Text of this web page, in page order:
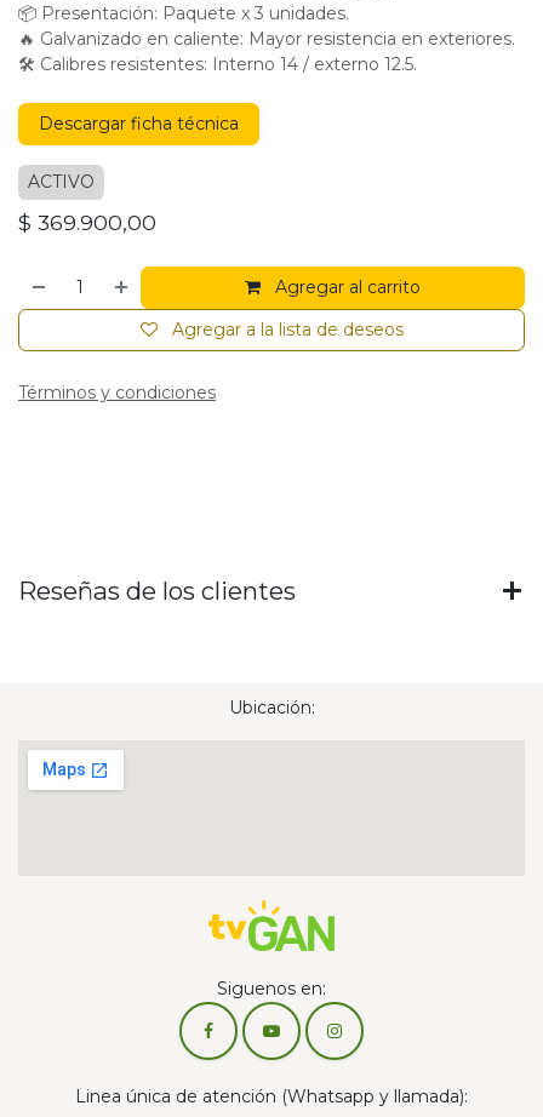
📦 Presentación: Paquete x 3 unidades.
🔥 Galvanizado en caliente: Mayor resistencia en exteriores.
🛠 Calibres resistentes: Interno 14 / externo 12.5.
Descargar ficha técnica
ACTIVO
$ 369.900,00
Agregar al carrito
Agregar a la lista de deseos
Términos y condiciones
Reseñas de los clientes
Ubicación:
Siguenos en:
Linea única de atención (Whatsapp y llamada):